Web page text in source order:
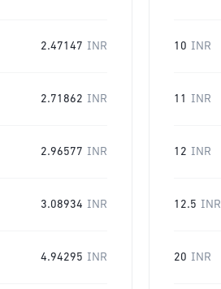
2.47147 INR
2.71862 INR
2.96577 INR
3.08934 INR
4.94295 INR
10 INR
11 INR
12 INR
12.5 INR
20 INR